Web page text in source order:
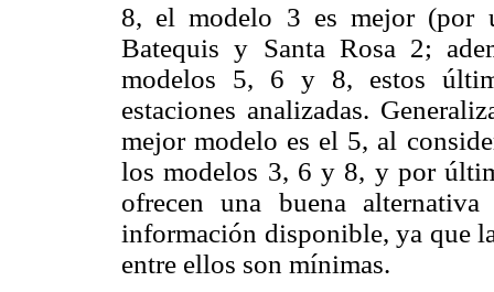
8, el modelo 3 es mejor (por
Batequis y Santa Rosa 2;
modelos 5, 6 y 8, estos
estaciones analizadas.
mejor modelo es el 5, al
los modelos 3, 6 y 8, y por
ofrecen una buena
información disponible, ya que
entre ellos son mínimas.